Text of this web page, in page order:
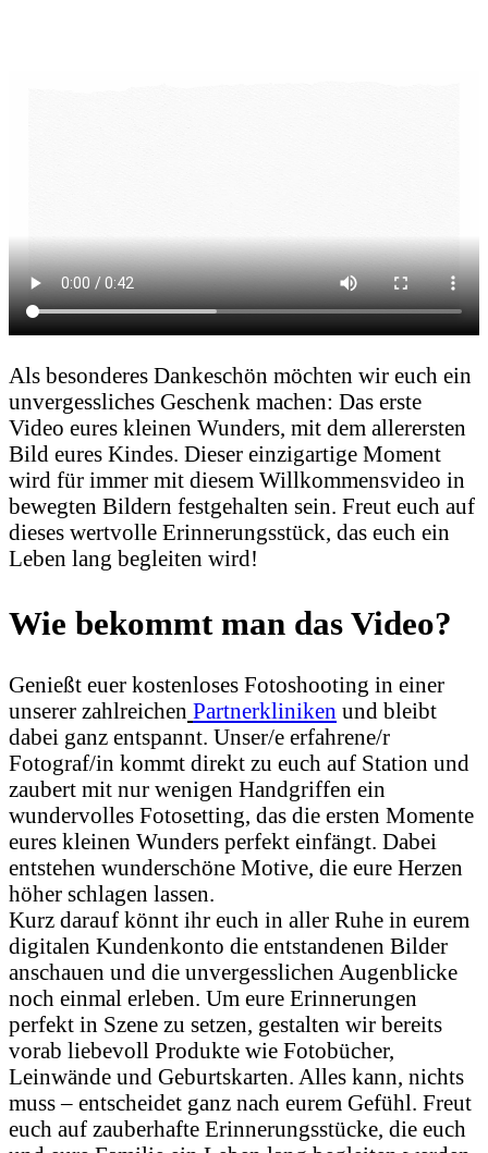
Als besonderes Dankeschön möchten wir euch ein
unvergessliches Geschenk machen: Das erste
Video eures kleinen Wunders, mit dem allerersten
Bild eures Kindes. Dieser einzigartige Moment
wird für immer mit diesem Willkommensvideo in
bewegten Bildern festgehalten sein. Freut euch auf
dieses wertvolle Erinnerungsstück, das euch ein
Leben lang begleiten wird!
Wie bekommt man das Video?
Genießt euer kostenloses Fotoshooting in einer
unserer zahlreichen Partnerkliniken und bleibt
dabei ganz entspannt. Unser/e erfahrene/r
Fotograf/in kommt direkt zu euch auf Station und
zaubert mit nur wenigen Handgriffen ein
wundervolles Fotosetting, das die ersten Momente
eures kleinen Wunders perfekt einfängt. Dabei
entstehen wunderschöne Motive, die eure Herzen
höher schlagen lassen.
Kurz darauf könnt ihr euch in aller Ruhe in eurem
digitalen Kundenkonto die entstandenen Bilder
anschauen und die unvergesslichen Augenblicke
noch einmal erleben. Um eure Erinnerungen
perfekt in Szene zu setzen, gestalten wir bereits
vorab liebevoll Produkte wie Fotobücher,
Leinwände und Geburtskarten. Alles kann, nichts
muss – entscheidet ganz nach eurem Gefühl. Freut
euch auf zauberhafte Erinnerungsstücke, die euch